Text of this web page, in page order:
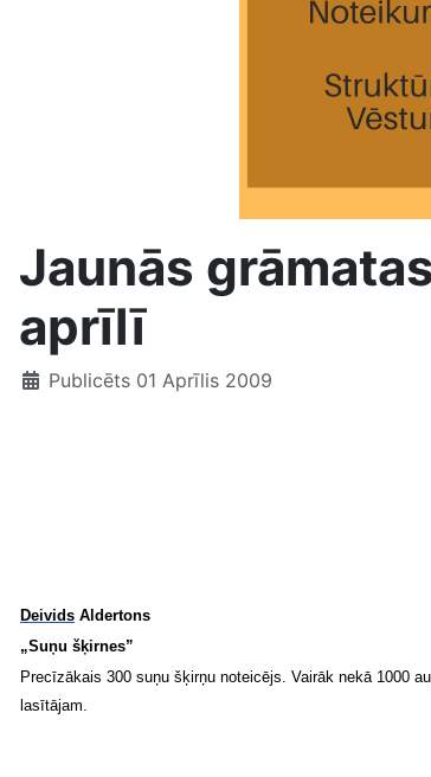
Jaunās
aprīlī
Publicēts 01 Aprīlis 2009
Deivids Aldertons
„Suņu šķirnes”
Precīzākais 300 suņu šķirņu noteicējs. Vairāk nekā 1000
lasītājam.